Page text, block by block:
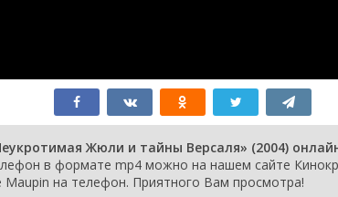
Жюли и тайны Версаля» (2004)
в формате mp4 можно на нашем сайте
Maupin на телефон. Приятного Вам просмотра!